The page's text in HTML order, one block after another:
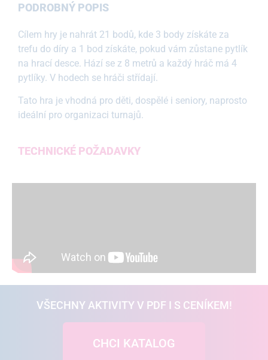
PODROBNÝ POPIS
Cílem hry je nahrát 21 bodů, kde 3 body získáte za
trefu do díry a 1 bod získáte, pokud vám zůstane pytlík
na hrací desce. Hází se z 8 metrů a každý hráč má 4
pytlíky. V hodech se hráči střídají.
Tato hra je vhodná pro děti, dospělé i seniory, naprosto
ideální pro organizaci turnajů.
TECHNICKÉ POŽADAVKY
VŠECHNY AKTIVITY V PDF I S CENÍKEM!
CHCI KATALOG